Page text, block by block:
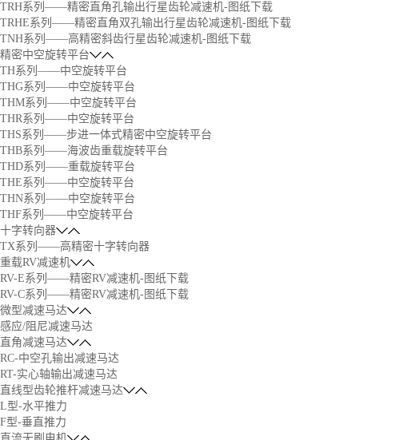
TRH系列——精密直角孔输出行星齿轮减速机-图纸下载
TRHE系列——精密直角双孔输出行星齿轮减速机-图纸下载
TNH系列——高精密斜齿行星齿轮减速机-图纸下载
精密中空旋转平台
TH系列——中空旋转平台
THG系列——中空旋转平台
THM系列——中空旋转平台
THR系列——中空旋转平台
THS系列——步进一体式精密中空旋转平台
THB系列——海波齿重载旋转平台
THD系列——重载旋转平台
THE系列——中空旋转平台
THN系列——中空旋转平台
THF系列——中空旋转平台
十字转向器
TX系列——高精密十字转向器
重载RV减速机
RV-E系列——精密RV减速机-图纸下载
RV-C系列——精密RV减速机-图纸下载
微型减速马达
感应/阻尼减速马达
直角减速马达
RC-中空孔输出减速马达
RT-实心轴输出减速马达
直线型齿轮推杆减速马达
L型-水平推力
F型-垂直推力